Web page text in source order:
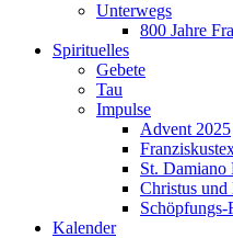
Unterwegs
800 Jahre
Spirituelles
Gebete
Tau
Impulse
Advent 2025
St. Damiano
Christus und
Schöpfungs-
Kalender